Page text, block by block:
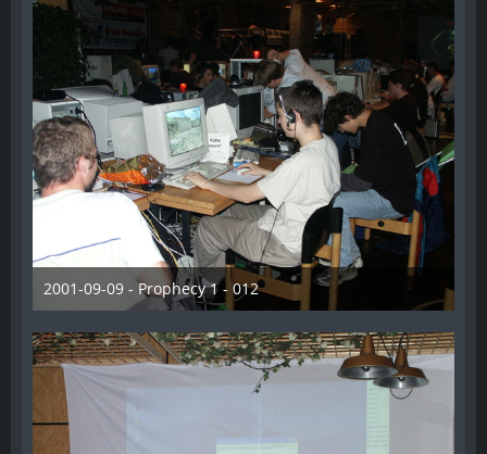
2001-09-09 - Prophecy 1 - 012
28. Dezember 2012